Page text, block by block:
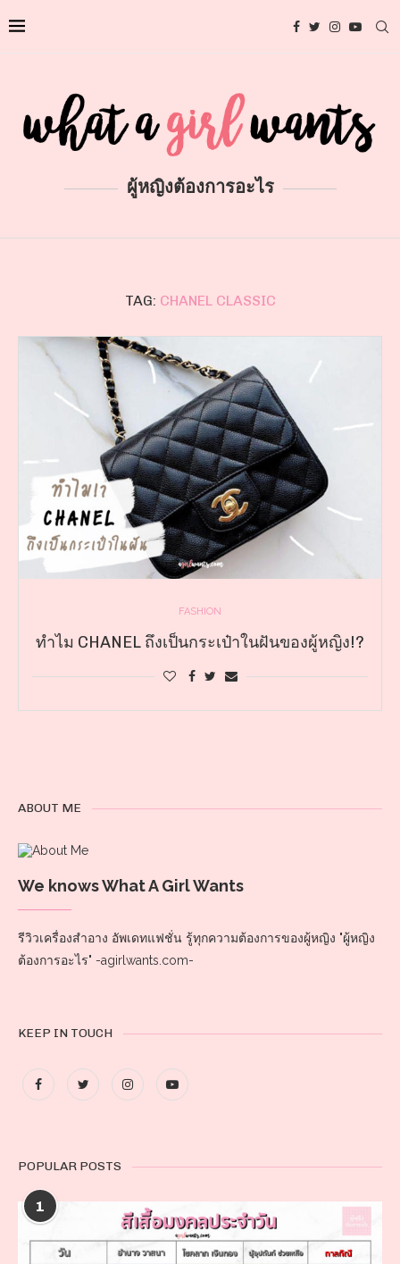
ผู้หญิงต้องการอะไร
TAG: CHANEL CLASSIC
FASHION
ทำไม CHANEL ถึงเป็นกระเป๋าในฝันของผู้หญิง!?
ABOUT ME
We knows What A Girl Wants
รีวิวเครื่องสำอาง อัพเดทแฟชั่น รู้ทุกความต้องการของผู้หญิง "ผู้หญิง
ต้องการอะไร" -agirlwants.com-
KEEP IN TOUCH
POPULAR POSTS
1